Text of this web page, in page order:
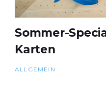
Sommer-
Karten
ALLGEMEIN